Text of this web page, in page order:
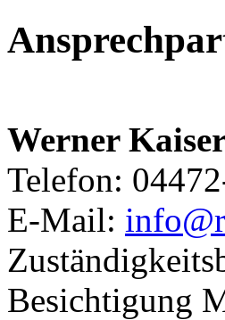
Werner
Telefon:
E-Mail:
Besichtigung